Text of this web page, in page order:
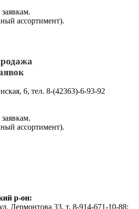
ассортимент).
6, тел. 8-(42363)-6-93-92
ассортимент).
р-он:
Лермонтова 33, т. 8-914-671-10-88;